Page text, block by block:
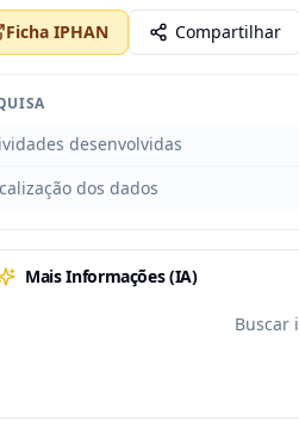
Ficha IPHAN Compartilhar
desenvolvidas
dos dados
Mais Informações (IA)
Buscar